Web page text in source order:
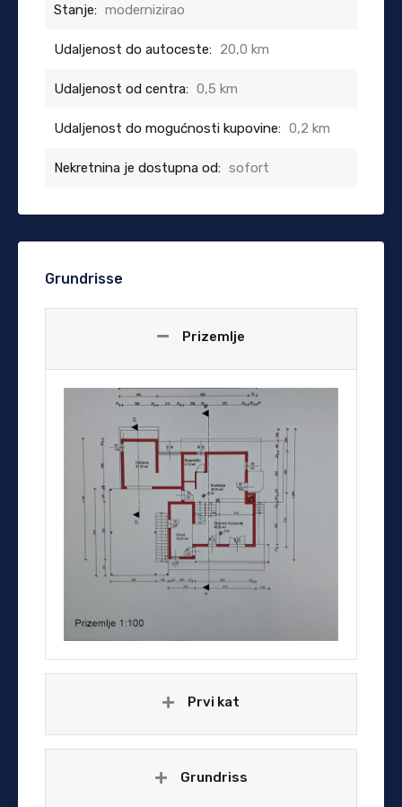
Stanje: modernizirao
Udaljenost do autoceste: 20,0 km
Udaljenost od centra: 0,5 km
Udaljenost do mogućnosti kupovine: 0,2 km
Nekretnina je dostupna od: sofort
Grundrisse
Prizemlje
Prvi kat
Grundriss